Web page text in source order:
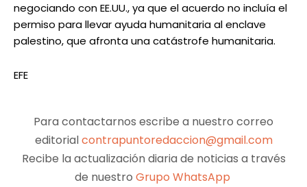
negociando con EE.UU., ya que el acuerdo no incluía el
permiso para llevar ayuda humanitaria al enclave
palestino, que afronta una catástrofe humanitaria.
EFE
Para contactarnos escribe a nuestro correo
editorialcontrapuntoredaccion@gmail.com
Recibe la actualización diaria de noticias a través
de nuestro Grupo WhatsApp